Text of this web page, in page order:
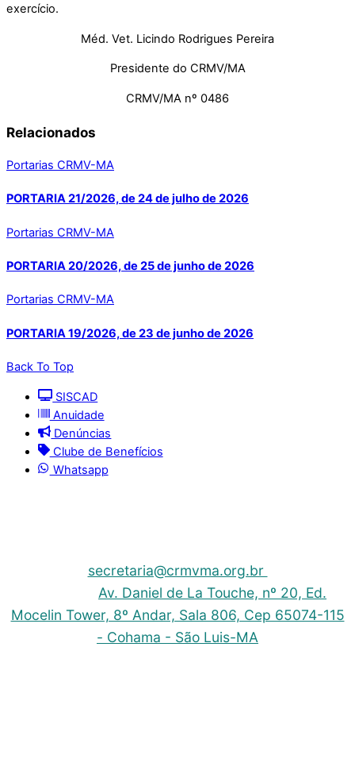
exercício.
Méd. Vet. Licindo Rodrigues Pereira
Presidente do CRMV/MA
CRMV/MA nº 0486
Relacionados
Portarias CRMV-MA
PORTARIA 21/2026, de 24 de julho de 2026
Portarias CRMV-MA
PORTARIA 20/2026, de 25 de junho de 2026
Portarias CRMV-MA
PORTARIA 19/2026, de 23 de junho de 2026
Back To Top
SISCAD
Anuidade
Denúncias
Clube de Benefícios
Whatsapp
secretaria@crmvma.org.br
Av. Daniel de La Touche, nº 20, Ed.
Mocelin Tower, 8º Andar, Sala 806, Cep 65074-115
- Cohama - São Luis-MA